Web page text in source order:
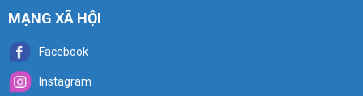
MẠNG XÃ HỘI
Facebook
Instagram